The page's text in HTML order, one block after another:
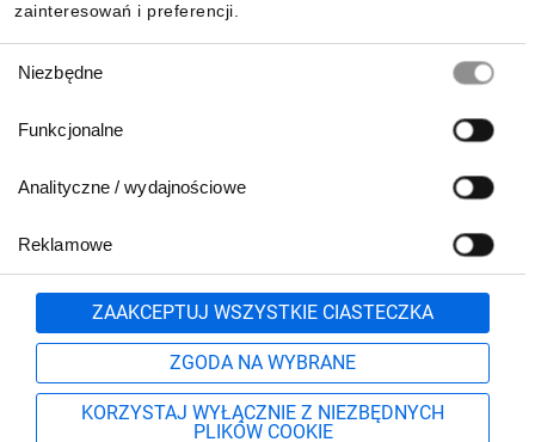
zainteresowań i preferencji.
zgody
Niezbędne
Funkcjonalne
Analityczne / wydajnościowe
Reklamowe
ZAAKCEPTUJ WSZYSTKIE CIASTECZKA
ZGODA NA WYBRANE
KORZYSTAJ WYŁĄCZNIE Z NIEZBĘDNYCH
PLIKÓW COOKIE
801 500 700 lub
71 37 61 600
Formularz kontaktowy